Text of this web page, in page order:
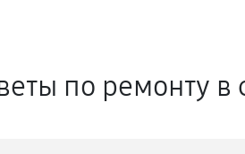
по ремонту в